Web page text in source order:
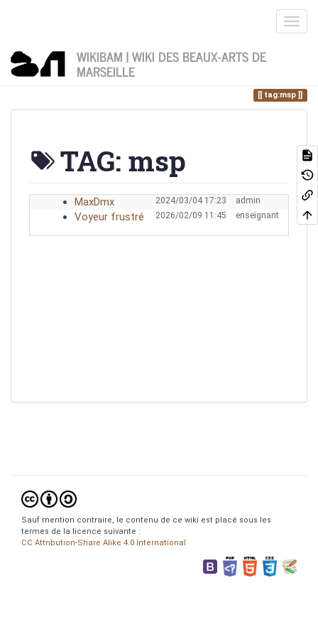
WIKIBAM | WIKI DES BEAUX-ARTS DE
MARSEILLE
Vous êtes ici Home
tag msp
tag:msp
TAG: msp
MaxDmx 2024/03/04 17:23 admin
Voyeur frustré 2026/02/09 11:45 enseignant
Sauf mention contraire, le contenu de ce wiki est placé sous les
termes de la licence suivante :
CC Attribution-Share Alike 4.0 International